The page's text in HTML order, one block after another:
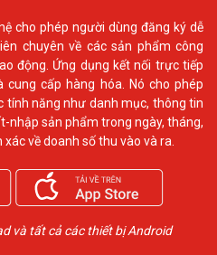
cho phép người dùng đăng ký dễ
chuyên về các sản phẩm công
động. Ứng dụng kết nối trực tiếp
cấp hàng hóa. Nó cho phép
tính năng như danh mục, thông tin
nhập sản phẩm trong ngày, tháng,
về doanh số thu vào và ra.
và tất cả các thiết bị Android